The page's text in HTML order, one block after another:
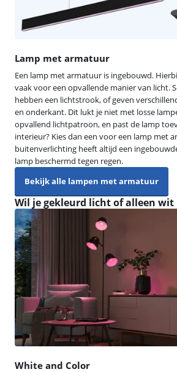
Lamp met armatuur
Een lamp met armatuur is ingebouwd.
vaak voor een opvallende manier van licht.
hebben een lichtstrook, of geven
en onderkant. Dit lukt je niet met losse
opvallend lichtpatroon, en past de lamp
interieur? Kies dan een voor een lamp met
buitenverlichting heeft altijd een
lamp beschermd tegen regen.
Bekijk alle lampen met armatuur
Wil je gekleurd licht of alleen wit
White and Color